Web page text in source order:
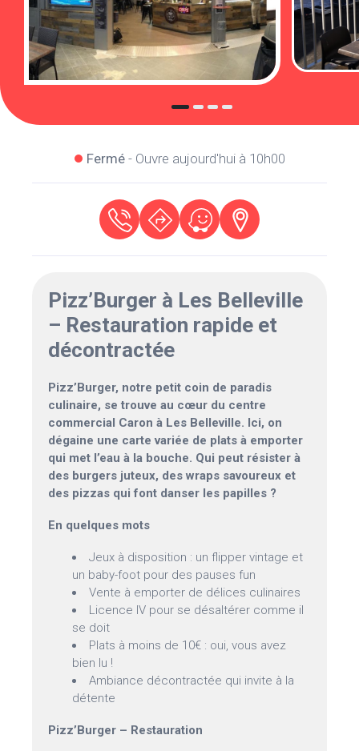
Fermé- Ouvre aujourd'hui à 10h00
Pizz’Burger à Les Belleville
– Restauration rapide et
décontractée
Pizz’Burger, notre petit coin de paradis
culinaire, se trouve au cœur du centre
commercial Caron à Les Belleville. Ici, on
dégaine une carte variée de plats à emporter
qui met l’eau à la bouche. Qui peut résister à
des burgers juteux, des wraps savoureux et
des pizzas qui font danser les papilles ?
En quelques mots
Jeux à disposition : un flipper vintage et
un baby-foot pour des pauses fun
Vente à emporter de délices culinaires
Licence IV pour se désaltérer comme il
se doit
Plats à moins de 10€ : oui, vous avez
bien lu !
Ambiance décontractée qui invite à la
détente
Pizz’Burger – Restauration